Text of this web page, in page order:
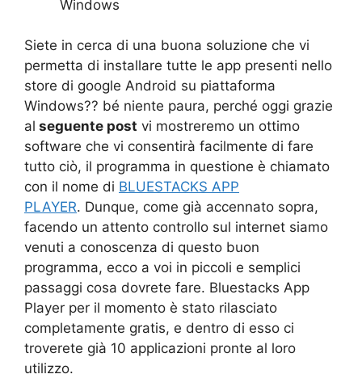
Siete in cerca di una buona soluzione che vi
permetta di installare tutte le app presenti nello
store di google Android su piattaforma
Windows?? bé niente paura, perché oggi grazie
al seguente post vi mostreremo un ottimo
software che vi consentirà facilmente di fare
tutto ciò, il programma in questione è chiamato
con il nome di BLUESTACKS APP
PLAYER. Dunque, come già accennato sopra,
facendo un attento controllo sul internet siamo
venuti a conoscenza di questo buon
programma, ecco a voi in piccoli e semplici
passaggi cosa dovrete fare. Bluestacks App
Player per il momento è stato rilasciato
completamente gratis, e dentro di esso ci
troverete già 10 applicazioni pronte al loro
utilizzo.